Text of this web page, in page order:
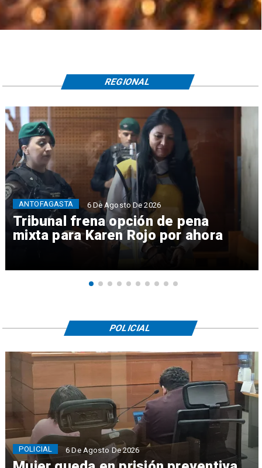
Tribunal frena opción de pena
mixta para Karen Rojo por ahora
ANTOFAGASTA 6 De Agosto De 2026
REGIONAL
POLICIAL 6 De Agosto De 2026
POLICIAL